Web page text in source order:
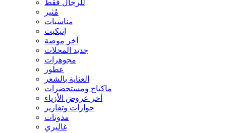
للرجال فقط
مُثير
مناسبات
إتيكيت
آخر موضة
جديد المحلات
مجوهرات
عطور
العناية بالشعر
ماكياج ومستحضرات
أخر عروض الأزياء
حوارات وتقارير
مدونات
غاليري